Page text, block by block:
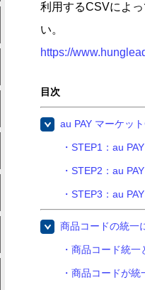
利用するCSVによ
い。
https://
目次
au PAY マーケッ
・STEP1：au
・STEP2：au
・STEP3：au
商品コードの統一
・商品コード統一
・商品コードが